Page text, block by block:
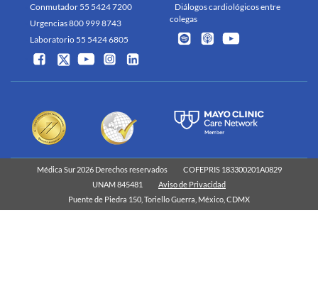
Conmutador 55 5424 7200
Urgencias 800 999 8743
Laboratorio 55 5424 6805
Diálogos cardiológicos entre
colegas
Médica Sur 2026 Derechos reservados
COFEPRIS 183300201A0829
UNAM 845481
Aviso de Privacidad
Puente de Piedra 150, Toriello Guerra, México, CDMX